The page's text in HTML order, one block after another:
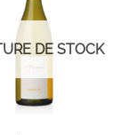
DE STOCK